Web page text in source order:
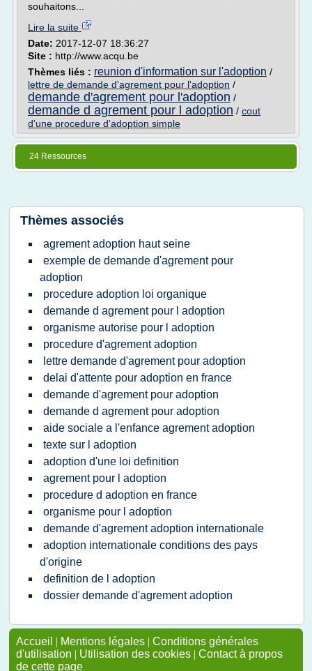
souhaitons...
Lire la suite
Date: 2017-12-07 18:36:27
Site : http://www.acqu.be
Thèmes liés : reunion d'information sur l'adoption /
lettre de demande d'agrement pour l'adoption /
demande d'agrement pour l'adoption /
demande d agrement pour l adoption / cout
d'une procedure d'adoption simple
24 Ressources
Thèmes associés
agrement adoption haut seine
exemple de demande d'agrement pour
adoption
procedure adoption loi organique
demande d agrement pour l adoption
organisme autorise pour l adoption
procedure d'agrement adoption
lettre demande d'agrement pour adoption
delai d'attente pour adoption en france
demande d'agrement pour adoption
demande d agrement pour adoption
aide sociale a l'enfance agrement adoption
texte sur l adoption
adoption d'une loi definition
agrement pour l adoption
procedure d adoption en france
organisme pour l adoption
demande d'agrement adoption internationale
adoption internationale conditions des pays
d'origine
definition de l adoption
dossier demande d'agrement adoption
Accueil | Mentions légales | Conditions générales
d'utilisation | Utilisation des cookies | Contact à propos
de cette page